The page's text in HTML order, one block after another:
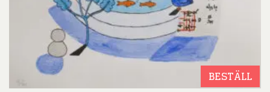
BESTÄLL